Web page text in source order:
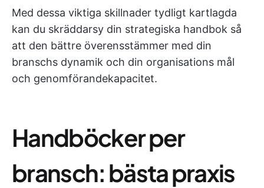
Med dessa viktiga skillnader tydligt kartlagda
kan du skräddarsy din strategiska handbok så
att den bättre överensstämmer med din
branschs dynamik och din organisations mål
och genomförandekapacitet.
Handböcker per
bransch: bästa praxis